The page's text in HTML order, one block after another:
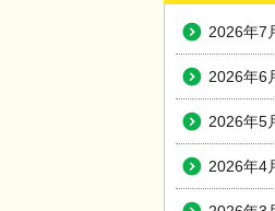
2026年7
2026年6
2026年5
2026年4